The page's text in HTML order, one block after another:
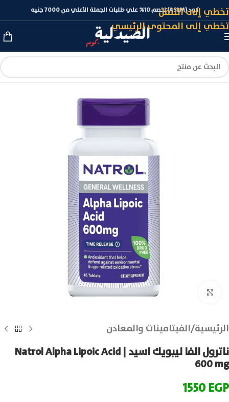
تخطي إلى التنقل
تخطي إلى المحتوى الرئيسي
كود (ASLM) لخصم 10% علي طلبات الجملة الأعلي من 7000 جنيه
الرئيسية/الفيتامينات والمعادن
ناترول الفا ليبويك اسيد | Natrol Alpha Lipoic Acid
600 mg
1550EGP